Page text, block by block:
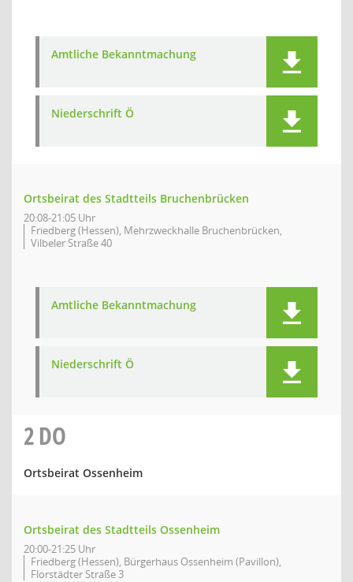
Amtliche Bekanntmachung
Niederschrift Ö
Ortsbeirat des Stadtteils Bruchenbrücken
20:08-21:05 Uhr
Friedberg (Hessen), Mehrzweckhalle Bruchenbrücken,
Vilbeler Straße 40
Amtliche Bekanntmachung
Niederschrift Ö
2DO
Ortsbeirat Ossenheim
Ortsbeirat des Stadtteils Ossenheim
20:00-21:25 Uhr
Friedberg (Hessen), Bürgerhaus Ossenheim (Pavillon),
Florstädter Straße 3